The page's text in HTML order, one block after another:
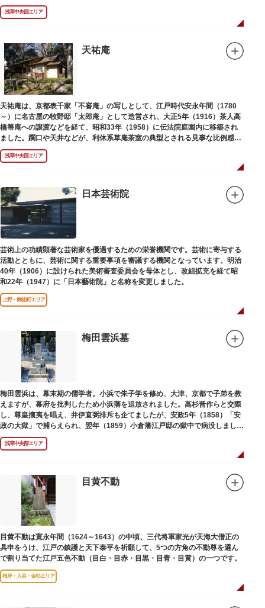
じ）にあります。
浅草中央部エリア
天祐庵
天祐庵は、京都表千家「不審庵」の写しとして、江戸時代安永年間（1780
～）に名古屋の牧野邸「太郎庵」として造営され、大正5年（1916）茶人高
橋箒庵への譲渡などを経て、昭和33年（1958）に伝法院庭園内に移築され
ました。躙口や天井などが、利休系草庵茶室の典型とされる見事な比例感を
醸し出しています。
浅草中央部エリア
日本芸術院
芸術上の功績顕著な芸術家を優遇するための栄誉機関です。芸術に寄与する
活動とともに、芸術に関する重要事項を審議する機関となっています。明治
40年（1906）に設けられた美術審査委員会を母体とし、改組拡充を経て昭
和22年（1947）に「日本藝術院」と名称を変更しました。
上野・御徒町エリア
梅田雲浜墓
梅田雲浜は、幕末期の儒学者。小浜で朱子学を修め、大津、京都で子弟を教
えますが、幕府を批判したため小浜藩を追放されました。高杉晋作らと交際
し、尊皇攘夷を唱え、井伊直弼排斥も企てましたが、安政5年（1858）「安
政の大獄」で捕らえられ、翌年（1859）小倉藩江戸邸の獄中で病没しまし
た。お墓は海禅寺（かいぜんじ）にあります。
浅草中央部エリア
目黄不動
目黄不動は寛永年間（1624～1643）の中頃、三代将軍家光が天海大僧正の
具申をうけ、江戸の鎮護と天下泰平を祈願して、5つの方角の不動尊を選ん
で割り当てた江戸五色不動（目白・目赤・目黒・目青・目黄）の一つです。
根岸・入谷・金杉エリア